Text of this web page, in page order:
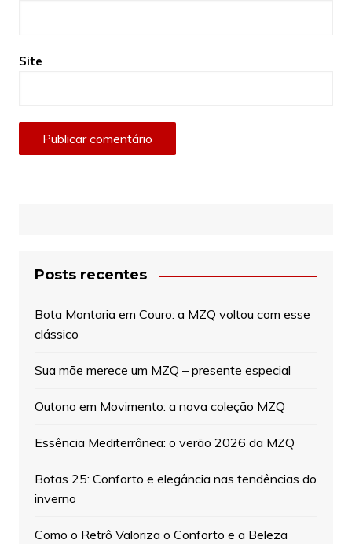
Site
Posts recentes
Bota Montaria em Couro: a MZQ voltou com esse
clássico
Sua mãe merece um MZQ – presente especial
Outono em Movimento: a nova coleção MZQ
Essência Mediterrânea: o verão 2026 da MZQ
Botas 25: Conforto e elegância nas tendências do
inverno
Como o Retrô Valoriza o Conforto e a Beleza